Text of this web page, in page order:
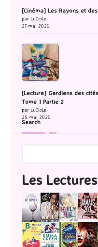
[Cinéma] Les Rayons et
par LuCioLe
27 mai 2026
[Lecture] Gardiens des
Tome 1 Partie 2
par LuCioLe
25 mai 2026
Search
Les